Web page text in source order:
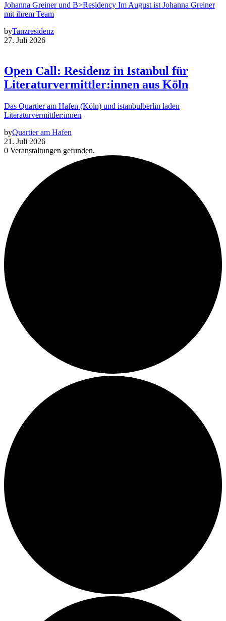
Johanna Greiner und B>Residency Im August ist Johanna Greiner
mit ihrem Team
byTanzresidenz
27. Juli 2026
Open Call: Residenz in Istanbul für
Literaturvermittler:innen aus Köln
Das Quartier am Hafen (Köln) und istanbulberlin laden
Literaturvermittler:innen
byQuartier am Hafen
21. Juli 2026
0 Veranstaltungen gefunden.